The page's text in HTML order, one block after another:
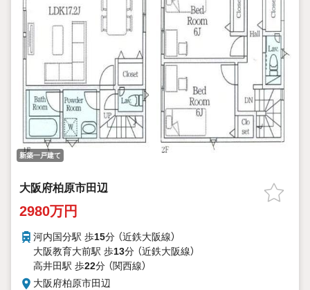
新築一戸建て
大阪府柏原市田辺
2980万円
河内国分駅 歩15分 （近鉄大阪線）
大阪教育大前駅 歩13分 （近鉄大阪線）
高井田駅 歩22分 （関西線）
大阪府柏原市田辺